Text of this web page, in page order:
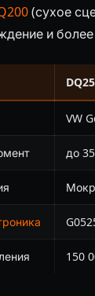
(сухое
и
VW
до
150